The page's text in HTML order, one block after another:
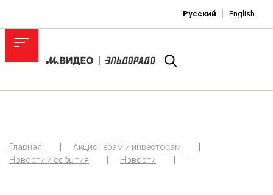
Русский English
Главная
Акционерам и инвесторам
Новости и события
Новости -